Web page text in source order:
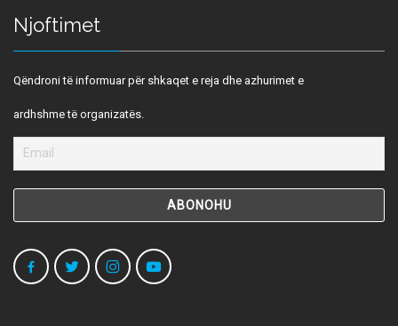
Njoftimet
Qëndroni të informuar për shkaqet e reja dhe azhurimet e
ardhshme të organizatës.